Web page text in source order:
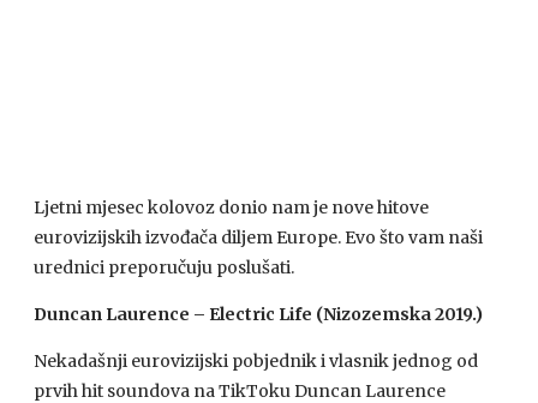
Ljetni mjesec kolovoz donio nam je nove hitove
eurovizijskih izvođača diljem Europe. Evo što vam naši
urednici preporučuju poslušati.
Duncan Laurence – Electric Life (Nizozemska 2019.)
Nekadašnji eurovizijski pobjednik i vlasnik jednog od
prvih hit soundova na TikToku Duncan Laurence